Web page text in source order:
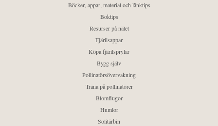
Böcker, appar, material och länktips
Boktips
Resurser på nätet
Fjärilsappar
Köpa fjärilsprylar
Bygg själv
Pollinatörsövervakning
Träna på pollinatörer
Blomflugor
Humlor
Solitärbin